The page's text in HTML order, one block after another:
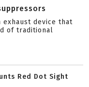
exhaust device that
of traditional
Red Dot Sight